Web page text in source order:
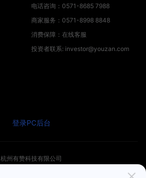
电话咨询：0571-8685 7988
商家服务：0571-8998 8848
消费保障：在线客服
投资者联系: investor@youzan.com
登录PC后台
杭州有赞科技有限公司